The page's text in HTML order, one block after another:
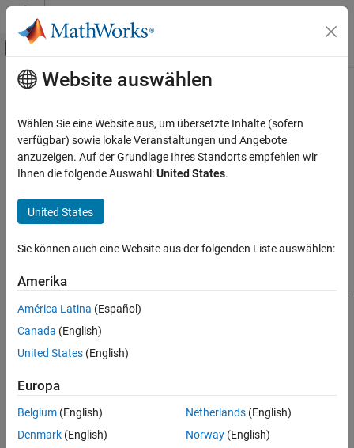
Weiter zum Inhalt
Umschaltung für Off-Canvas-
Startseite der Dokumentation
Polyspace Code Prover
Configure Reporting
Description
Version History
Hauptinhalt
Last modified
See date and time whenPolyspacePlatform project was last
modified
Since R2024a
This option shows the date and time when the current
In yourPolyspace Platformproject configuration, this option is on
theProjecttab.
Settings
Version History
Introduced in R2024a
Website auswählen
Wählen Sie eine Website aus, um übersetzte Inhalte (sofern
verfügbar) sowie lokale Veranstaltungen und Angebote
anzuzeigen. Auf der Grundlage Ihres Standorts empfehlen wir
Ihnen die folgende Auswahl:United States.
United States
Sie können auch eine Website aus der folgenden Liste auswählen:
Amerika
América Latina (Español)
Canada (English)
United States (English)
Europa
Belgium (English)
Denmark (English)
Netherlands(English)
Norway(English)